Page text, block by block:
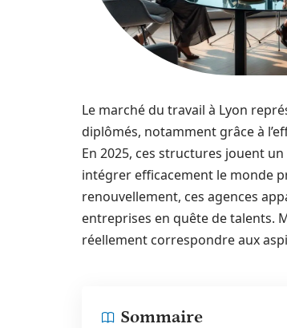
Le marché du travail à Lyon
diplômés, notamment grâce à
En 2025, ces structures jouent
intégrer efficacement le monde
renouvellement, ces agences
entreprises en quête de talents.
réellement correspondre aux
Sommaire